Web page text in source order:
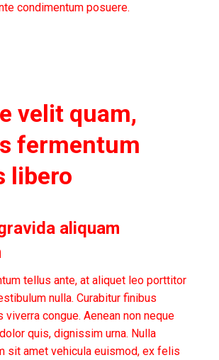
condimentum posuere.
velit quam,
fermentum
libero
aliquam
tellus ante, at aliquet leo porttitor
nulla. Curabitur finibus
viverra congue. Aenean non neque
quis, dignissim urna. Nulla
sit amet vehicula euismod, ex felis